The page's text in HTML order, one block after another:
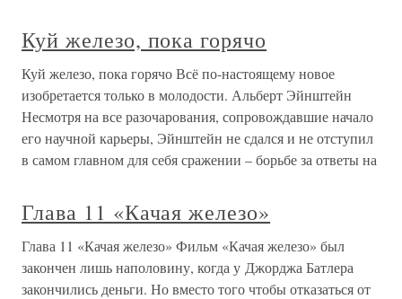
Куй железо, пока горячо
Куй железо, пока горячо Всё по-настоящему новое
изобретается только в молодости. Альберт Эйнштейн
Несмотря на все разочарования, сопровождавшие начало
его научной карьеры, Эйнштейн не сдался и не отступил
в самом главном для себя сражении – борьбе за ответы на
Глава 11 «Качая железо»
Глава 11 «Качая железо» Фильм «Качая железо» был
закончен лишь наполовину, когда у Джорджа Батлера
закончились деньги. Но вместо того чтобы отказаться от